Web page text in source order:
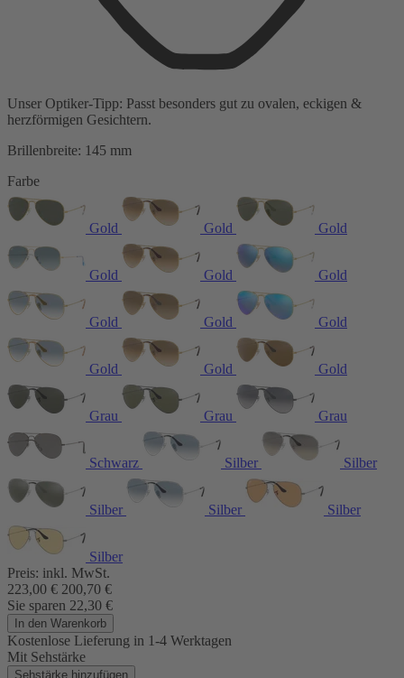
Unser Optiker-Tipp: Passt besonders gut zu ovalen, eckigen &
herzförmigen Gesichtern.
Brillenbreite: 145 mm
Farbe
Gold Gold Gold
Gold Gold Gold
Gold Gold Gold
Gold Gold Gold
Grau Grau Grau
Schwarz Silber Silber
Silber Silber Silber
Silber
Preis: inkl. MwSt.
223,00 € 200,70 €
Sie sparen 22,30 €
In den Warenkorb
Kostenlose Lieferung in 1-4 Werktagen
Mit Sehstärke
Sehstärke hinzufügen